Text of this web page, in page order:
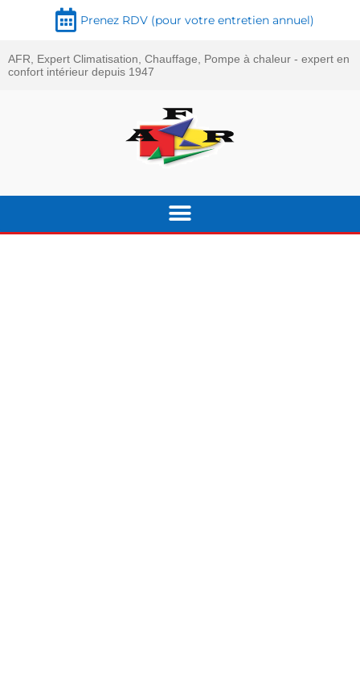
Prenez RDV (pour votre entretien annuel)
AFR, Expert Climatisation, Chauffage, Pompe à chaleur - expert en
confort intérieur depuis 1947